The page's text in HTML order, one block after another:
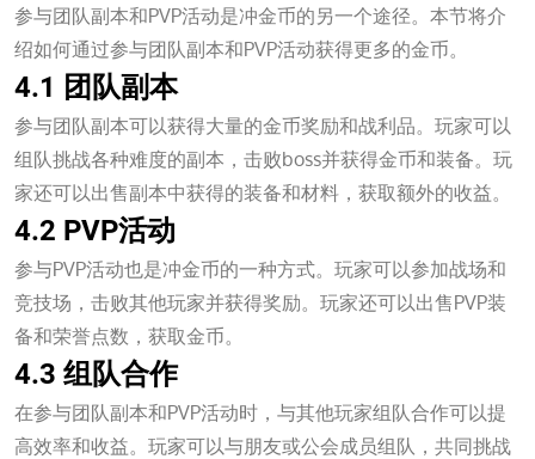
参与团队副本和PVP活动是冲金币的另一个途径。本节将介
绍如何通过参与团队副本和PVP活动获得更多的金币。
4.1 团队副本
参与团队副本可以获得大量的金币奖励和战利品。玩家可以
组队挑战各种难度的副本，击败boss并获得金币和装备。玩
家还可以出售副本中获得的装备和材料，获取额外的收益。
4.2 PVP活动
参与PVP活动也是冲金币的一种方式。玩家可以参加战场和
竞技场，击败其他玩家并获得奖励。玩家还可以出售PVP装
备和荣誉点数，获取金币。
4.3 组队合作
在参与团队副本和PVP活动时，与其他玩家组队合作可以提
高效率和收益。玩家可以与朋友或公会成员组队，共同挑战